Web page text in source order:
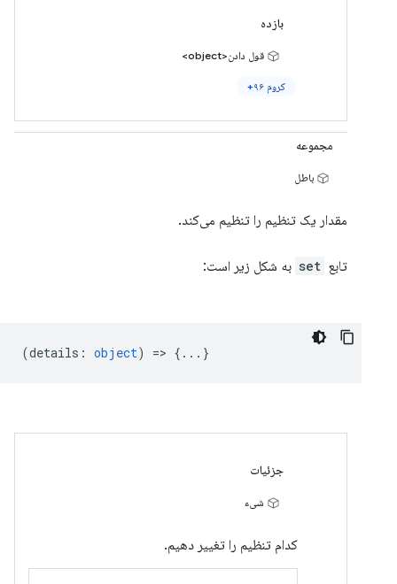
بازده
قول دادن<object>
کروم ۹۶+
مجموعه
باطل
مقدار یک تنظیم را تنظیم می‌کند.
تابع set به شکل زیر است:
(details : object) => {...}
جزئیات
شیء
کدام تنظیم را تغییر دهیم.